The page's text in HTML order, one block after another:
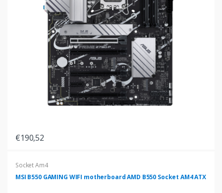
€190,52
Socket Am4
MSI B550 GAMING WIFI motherboard AMD B550 Socket AM4 ATX